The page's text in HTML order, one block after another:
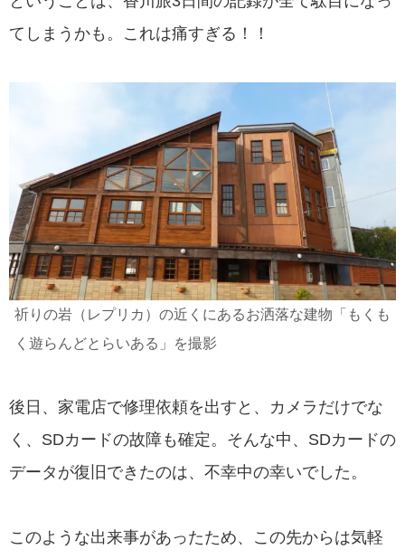
てしまうかも。これは痛すぎる！！
祈りの岩（レプリカ）の近くにあるお洒落な建物「もくも
く遊らんどとらいある」を撮影
後日、家電店で修理依頼を出すと、カメラだけでな
く、SDカードの故障も確定。そんな中、SDカードの
データが復旧できたのは、不幸中の幸いでした。
このような出来事があったため、この先からは気軽